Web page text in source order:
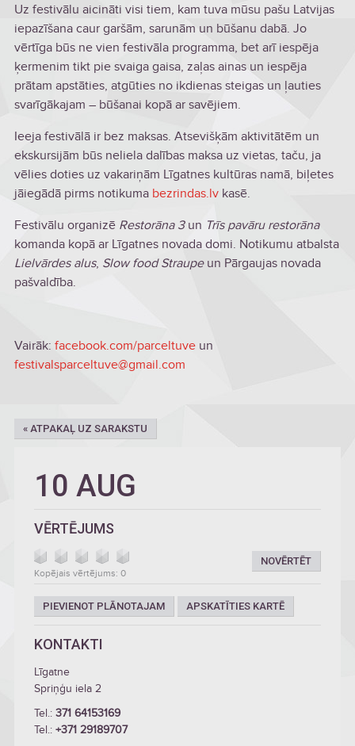
Uz festivālu aicināti visi tiem, kam tuva mūsu pašu Latvijas
iepazīšana caur garšām, sarunām un būšanu dabā. Jo
vērtīga būs ne vien festivāla programma, bet arī iespēja
ķermenim tikt pie svaiga gaisa, zaļas ainas un iespēja
prātam apstāties, atgūties no ikdienas steigas un ļauties
svarīgākajam – būšanai kopā ar savējiem.
Ieeja festivālā ir bez maksas. Atsevišķām aktivitātēm un
ekskursijām būs neliela dalības maksa uz vietas, taču, ja
vēlies doties uz vakariņām Līgatnes kultūras namā, biļetes
jāiegādā pirms notikuma bezrindas.lvkasē.
Festivālu organizē Restorāna 3 un Trīs pavāru restorāna
komanda kopā ar Līgatnes novada domi. Notikumu atbalsta
Lielvārdes alus, Slow food Straupeun Pārgaujas novada
pašvaldība.
Vairāk: facebook.com/parceltuveun
festivalsparceltuve@gmail.com
« ATPAKAĻ UZ SARAKSTU
10 AUG
VĒRTĒJUMS
NOVĒRTĒT
Kopējais vērtējums: 0
PIEVIENOT PLĀNOTAJAM APSKATĪTIES KARTĒ
KONTAKTI
Līgatne
Spriņģu iela 2
Tel.: 371 64153169
Tel.: +371 29189707